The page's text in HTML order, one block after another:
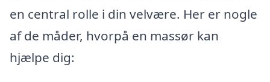
en central rolle i din velvære. Her er nogle
af de måder, hvorpå en massør kan
hjælpe dig: